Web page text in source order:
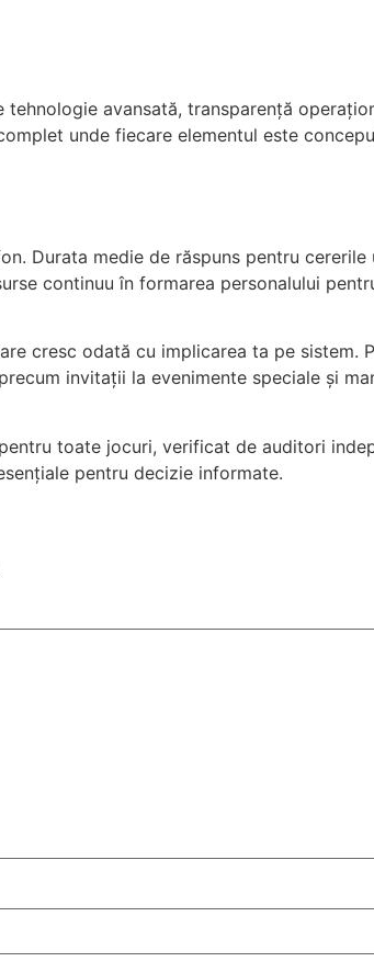
avansată, transparență
unde fiecare elementul este
Durata medie de răspuns pentru cererile
continuu în formarea personalului
cresc odată cu implicarea ta pe sistem.
invitații la evenimente speciale și
toate jocuri, verificat de auditori
pentru decizie informate.